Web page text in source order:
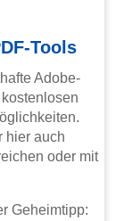
Tools
Adobe-
hier auch
oder mit
Geheimtipp: